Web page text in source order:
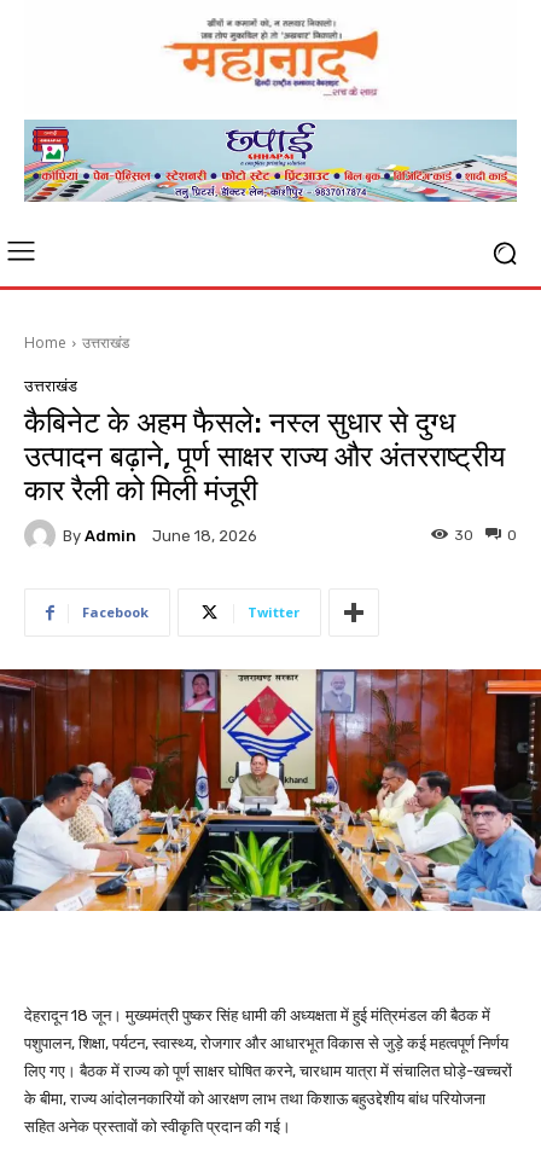
Home उत्तराखंड
उत्तराखंड
कैबिनेट के अहम फैसले: नस्ल सुधार से दुग्ध
उत्पादन बढ़ाने, पूर्ण साक्षर राज्य और अंतरराष्ट्रीय
कार रैली को मिली मंजूरी
By Admin June 18, 2026 0
30
Facebook Twitter
देहरादून 18 जून। मुख्यमंत्री पुष्कर सिंह धामी की अध्यक्षता में हुई मंत्रिमंडल की बैठक में
पशुपालन, शिक्षा, पर्यटन, स्वास्थ्य, रोजगार और आधारभूत विकास से जुड़े कई महत्वपूर्ण निर्णय
लिए गए। बैठक में राज्य को पूर्ण साक्षर घोषित करने, चारधाम यात्रा में संचालित घोड़े-खच्चरों
के बीमा, राज्य आंदोलनकारियों को आरक्षण लाभ तथा किशाऊ बहुउद्देशीय बांध परियोजना
सहित अनेक प्रस्तावों को स्वीकृति प्रदान की गई।